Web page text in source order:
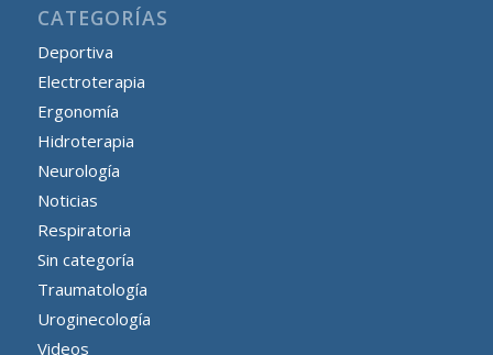
CATEGORÍAS
Deportiva
Electroterapia
Ergonomía
Hidroterapia
Neurología
Noticias
Respiratoria
Sin categoría
Traumatología
Uroginecología
Videos